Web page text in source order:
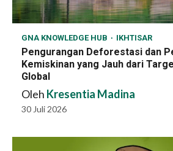
GNA KNOWLEDGE HUB IKHTISAR
Pengurangan Deforestasi dan
Kemiskinan yang Jauh dari
Global
Oleh Kresentia Madina
30 Juli 2026